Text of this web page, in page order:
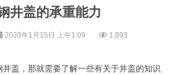
井盖的承重能力
2020年1月15日 上午1:09 1,893
盖，那就需要了解一些有关于井盖的知识